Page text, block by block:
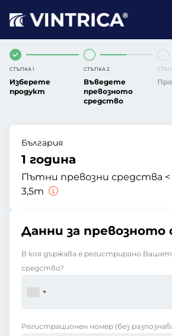
СТЪПКА 1
Изберете
продукт
СТЪПКА 2
Въведете
превозното
средство
България
1 година
Пътни превозни средства <
3,5т
Данни за превозното
В коя държава е регистрирано
средство?
Регистрационен номер (без